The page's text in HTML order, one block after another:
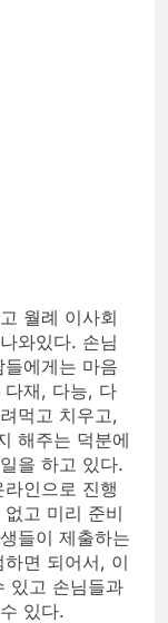
월례 이사회
와있다. 손님
에게는 마음
다재, 다능, 다
먹고 치우고,
해주는 덕분에
을 하고 있다.
인으로 진행
고 미리 준비
들이 제출하는
면 되어서, 이
있고 손님들과
있다.